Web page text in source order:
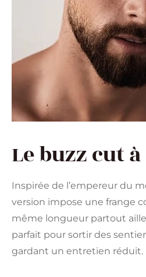
Le buzz cut
Inspirée de l’empereur du
version impose une frange
même longueur partout
parfait pour sortir des
gardant un entretien réduit.